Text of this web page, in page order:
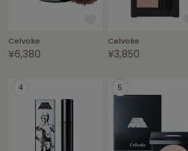
LeSportsac
LILY BROWN
リリーブラウン
LILY BROWN Lingerie
リリーブラウンランジェリー
LITTLE UNION TOKYO
リトルユニオン トウキョウ
Celvoke
¥6,380
Celvoke
¥3,850